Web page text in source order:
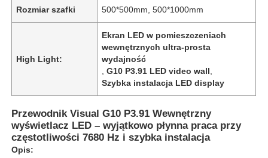
Rozmiar szafki 500*500mm, 500*1000mm
High Light:
Ekran LED w pomieszczeniach
wewnętrznych ultra-prosta
wydajność
,G10 P3.91 LED video wall
Szybka instalacja LED display
Przewodnik Visual G10 P3.91 Wewnętrzny
wyświetlacz LED – wyjątkowo płynna praca przy
częstotliwości 7680 Hz i szybka instalacja
Opis: